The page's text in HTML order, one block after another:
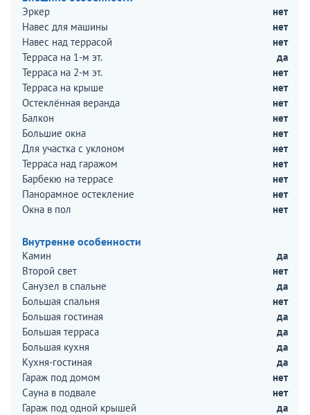
Эркер
нет
Навес для машины
нет
Навес над террасой
нет
Терраса на 1-м эт.
да
Терраса на 2-м эт.
нет
Терраса на крыше
нет
Остеклённая веранда
нет
Балкон
нет
Большие окна
нет
Для участка с уклоном
нет
Терраса над гаражом
нет
Барбекю на террасе
нет
Панорамное остекление
нет
Окна в пол
нет
Внутренне особенности
Камин
да
Второй свет
нет
Санузел в спальне
да
Большая спальня
нет
Большая гостиная
да
Большая терраса
да
Большая кухня
да
Кухня-гостиная
да
Гараж под домом
нет
Сауна в подвале
нет
Гараж под одной крышей
да